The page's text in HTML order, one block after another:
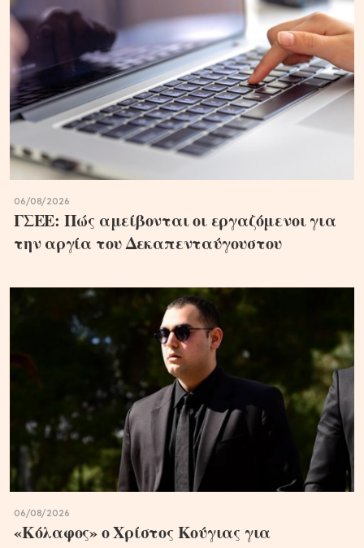
06/08/2026
ΓΣΕΕ: Πώς αμείβονται οι εργαζόμενοι για
την αργία του Δεκαπενταύγουστου
06/08/2026
«Κόλαφος» ο Χρίστος Κούγιας για